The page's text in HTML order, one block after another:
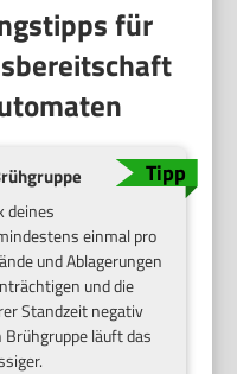
für
deines
einmal pro
und Ablagerungen
und die
Standzeit negativ
läuft das